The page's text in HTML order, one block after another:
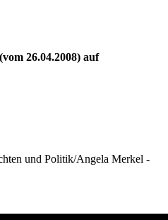
26.04.2008) auf
und Politik/Angela Merkel -